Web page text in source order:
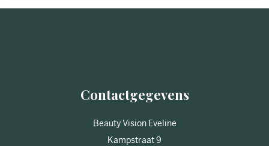
Contactgegevens
Beauty Vision Eveline
Kampstraat 9